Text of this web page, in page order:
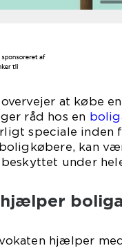
at købe
råd hos en
speciale inden
kan
under
hjælper
hjælper